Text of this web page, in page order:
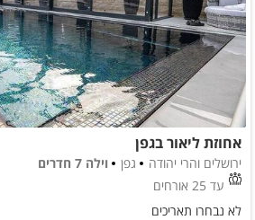
אחוזת ליאור בגפן
ירושלים והרי יהודה גפן
וילה 7 חדרים
עד 25 אורחים
לא נבחרו תאריכים